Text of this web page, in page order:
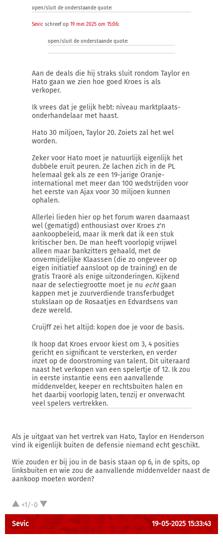
open/sluit de onderstaande quote:
Sevic schreef op 19 mei 2025 om 15:06:
open/sluit de onderstaande quote:
Aan de deals die hij straks sluit rondom Taylor en
Hato gaan we zien hoe goed Kroes is als
verkoper.
Ik vrees dat je gelijk hebt: niveau marktplaats-
onderhandelaar met haast.
Hato 30 miljoen, Taylor 20. Zoiets zal het wel
worden.
Zeker voor Hato moet je natuurlijk eigenlijk het
dubbele eruit peuren. Ze lachen zich in de PL
helemaal gek als ze een 19-jarige Oranje-
international met meer dan 100 wedstrijden voor
het eerste van Ajax voor 30 miljoen kunnen
ophalen.
Allerlei lieden hier op het forum waren daarnaast
wel (gematigd) enthousiast over Kroes z'n
aankoopbeleid, maar ik merk dat ik een stuk
kritischer ben. De man heeft voorlopig vrijwel
alleen maar bankzitters gehaald, met de
onvermijdelijke Klaassen (die zo ongeveer op
eigen initiatief aansloot op de training) en de
gratis Traoré als enige uitzonderingen. Kijkend
naar de selectiegrootte moet je nu echtgaan
kappen met je zuurverdiende transferbudget
stukslaan op de Rosaatjes en Edvardsens van
deze wereld.
Cruijff zei het altijd: kopen doe je voor de basis.
Ik hoop dat Kroes ervoor kiest om 3, 4 posities
gericht en significant te versterken, en verder
inzet op de doorstroming van talent. Dit uiteraard
naast het verkopen van een spelertje of 12. Ik zou
in eerste instantie eens een aanvallende
middenvelder, keeper en rechtsbuiten halen en
het daarbij voorlopig laten, tenzij er onverwacht
veel spelers vertrekken.
Als je uitgaat van het vertrek van Hato, Taylor en Henderson
vind ik eigenlijk buiten de defensie niemand echt geschikt.
Wie zouden er bij jou in de basis staan op 6, in de spits, op
linksbuiten en wie zou de aanvallende middenvelder naast de
aankoop moeten worden?
+1/-0
Sevic 19-05-2025 15:33:43